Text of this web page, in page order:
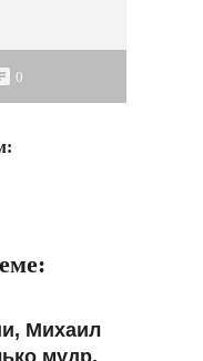
ПОРТАЛ
НЕДЕЛИ
0
Михаил
мудр,